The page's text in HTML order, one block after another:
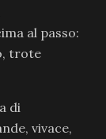
al passo:
trote
di
vivace,